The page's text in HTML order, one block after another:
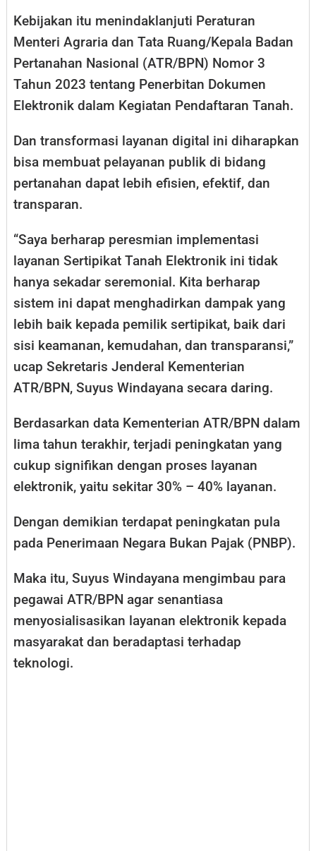
Kebijakan itu menindaklanjuti Peraturan
Menteri Agraria dan Tata Ruang/Kepala Badan
Pertanahan Nasional (ATR/BPN) Nomor 3
Tahun 2023 tentang Penerbitan Dokumen
Elektronik dalam Kegiatan Pendaftaran Tanah.
Dan transformasi layanan digital ini diharapkan
bisa membuat pelayanan publik di bidang
pertanahan dapat lebih efisien, efektif, dan
transparan.
“Saya berharap peresmian implementasi
layanan Sertipikat Tanah Elektronik ini tidak
hanya sekadar seremonial. Kita berharap
sistem ini dapat menghadirkan dampak yang
lebih baik kepada pemilik sertipikat, baik dari
sisi keamanan, kemudahan, dan transparansi,”
ucap Sekretaris Jenderal Kementerian
ATR/BPN, Suyus Windayana secara daring.
Berdasarkan data Kementerian ATR/BPN dalam
lima tahun terakhir, terjadi peningkatan yang
cukup signifikan dengan proses layanan
elektronik, yaitu sekitar 30% – 40% layanan.
Dengan demikian terdapat peningkatan pula
pada Penerimaan Negara Bukan Pajak (PNBP).
Maka itu, Suyus Windayana mengimbau para
pegawai ATR/BPN agar senantiasa
menyosialisasikan layanan elektronik kepada
masyarakat dan beradaptasi terhadap
teknologi.